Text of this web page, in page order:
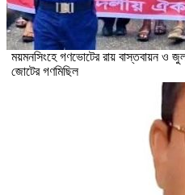
ময়মনসিংহে গণভোটের রায় বাস্তবায়ন ও
জোটের গণমিছিল